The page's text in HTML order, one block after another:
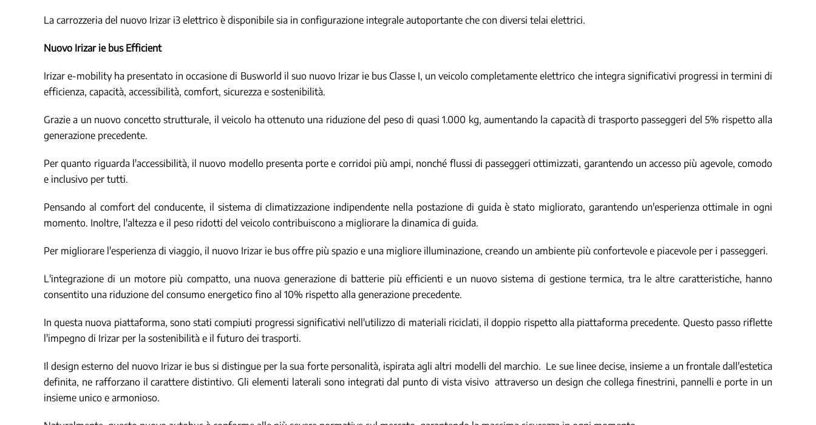
La carrozzeria del nuovo Irizar i3 elettrico è disponibile sia in configurazione integrale autoportante che con diversi telai elettrici.
Nuovo Irizar ie bus Efficient
Irizar e-mobility ha presentato in occasione di Busworld il suo nuovo Irizar ie bus Classe I, un veicolo completamente elettrico che integra significativi progressi in termini di
efficienza, capacità, accessibilità, comfort, sicurezza e sostenibilità.
Grazie a un nuovo concetto strutturale, il veicolo ha ottenuto una riduzione del peso di quasi 1.000 kg, aumentando la capacità di trasporto passeggeri del 5% rispetto alla
generazione precedente.
Per quanto riguarda l'accessibilità, il nuovo modello presenta porte e corridoi più ampi, nonché flussi di passeggeri ottimizzati, garantendo un accesso più agevole, comodo
e inclusivo per tutti.
Pensando al comfort del conducente, il sistema di climatizzazione indipendente nella postazione di guida è stato migliorato, garantendo un'esperienza ottimale in ogni
momento. Inoltre, l'altezza e il peso ridotti del veicolo contribuiscono a migliorare la dinamica di guida.
Per migliorare l'esperienza di viaggio, il nuovo Irizar ie bus offre più spazio e una migliore illuminazione, creando un ambiente più confortevole e piacevole per i passeggeri.
L'integrazione di un motore più compatto, una nuova generazione di batterie più efficienti e un nuovo sistema di gestione termica, tra le altre caratteristiche, hanno
consentito una riduzione del consumo energetico fino al 10% rispetto alla generazione precedente.
In questa nuova piattaforma, sono stati compiuti progressi significativi nell'utilizzo di materiali riciclati, il doppio rispetto alla piattaforma precedente. Questo passo riflette
l'impegno di Irizar per la sostenibilità e il futuro dei trasporti.
Il design esterno del nuovo Irizar ie bus si distingue per la sua forte personalità, ispirata agli altri modelli del marchio. Le sue linee decise, insieme a un frontale dall'estetica
definita, ne rafforzano il carattere distintivo. Gli elementi laterali sono integrati dal punto di vista visivo attraverso un design che collega finestrini, pannelli e porte in un
insieme unico e armonioso.